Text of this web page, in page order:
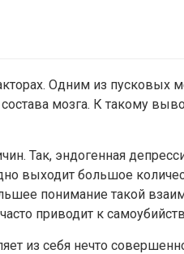
Одним из пусковых
мозга. К такому
Так, эндогенная
выходит большое
понимание такой
приводит к
из себя нечто